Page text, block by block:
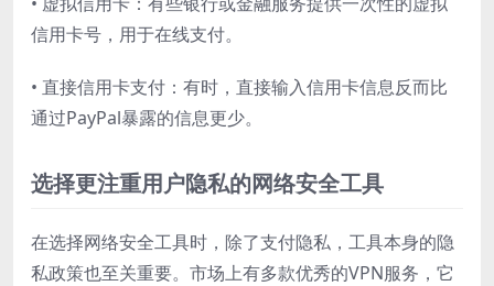
信用卡号，用于在线支付。
• 直接信用卡支付：有时，直接输入信用卡信息反而比
通过PayPal暴露的信息更少。
选择更注重用户隐私的网络安全工具
在选择网络安全工具时，除了支付隐私，工具本身的隐
私政策也至关重要。市场上有多款优秀的VPN服务，它